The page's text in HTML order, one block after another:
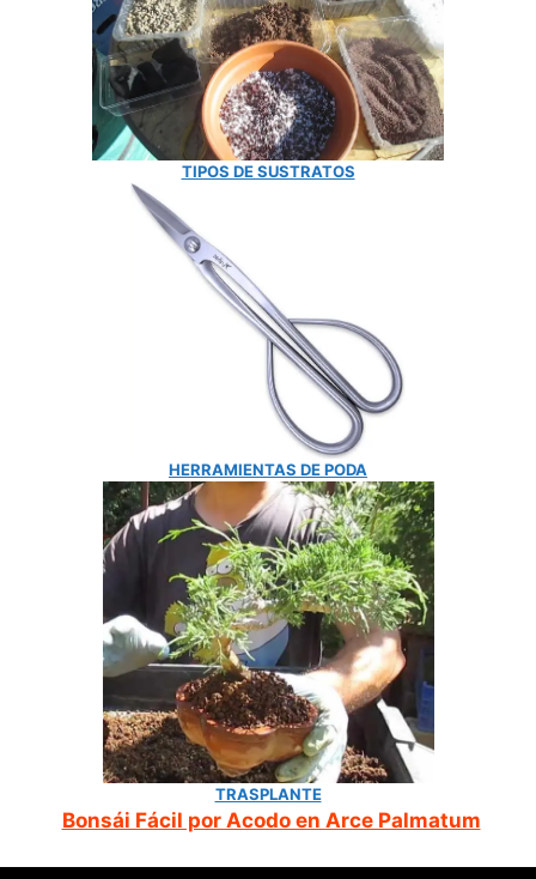
TIPOS DE SUSTRATOS
HERRAMIENTAS DE PODA
TRASPLANTE
Bonsái Fácil por Acodo en Arce Palmatum